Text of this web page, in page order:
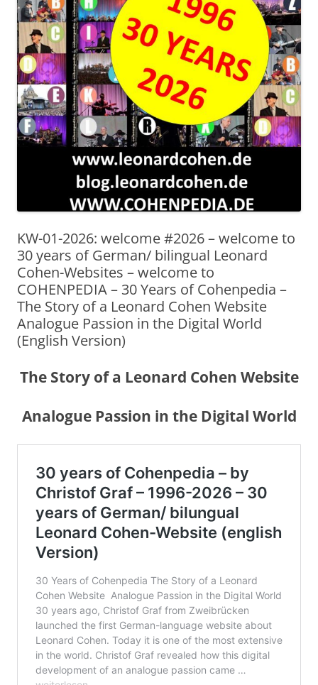
KW-01-2026: welcome #2026 – welcome to
30 years of German/ bilingual Leonard
Cohen-Websites – welcome to
COHENPEDIA – 30 Years of Cohenpedia –
The Story of a Leonard Cohen Website
Analogue Passion in the Digital World
(English Version)
The Story of a Leonard Cohen Website
Analogue Passion in the Digital World